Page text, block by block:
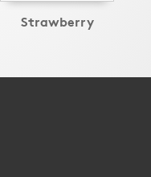
Strawberry